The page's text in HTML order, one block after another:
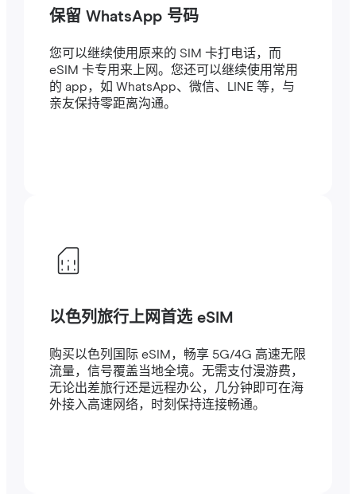
保留 WhatsApp 号码
您可以继续使用原来的 SIM 卡打电话，而
eSIM 卡专用来上网。您还可以继续使用常用
的 app，如 WhatsApp、微信、LINE 等，与
亲友保持零距离沟通。
以色列旅行上网首选 eSIM
购买以色列国际 eSIM，畅享 5G/4G 高速无限
流量，信号覆盖当地全境。无需支付漫游费，
无论出差旅行还是远程办公，几分钟即可在海
外接入高速网络，时刻保持连接畅通。